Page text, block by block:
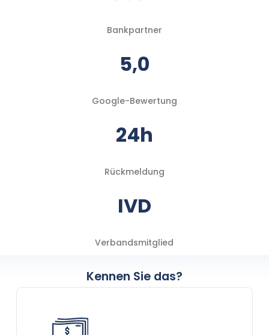
Bankpartner
5,0
Google-Bewertung
24h
Rückmeldung
IVD
Verbandsmitglied
Kennen Sie das?